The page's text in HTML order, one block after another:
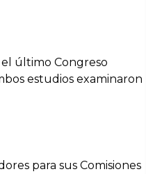
último Congreso
estudios examinaron
para sus Comisiones